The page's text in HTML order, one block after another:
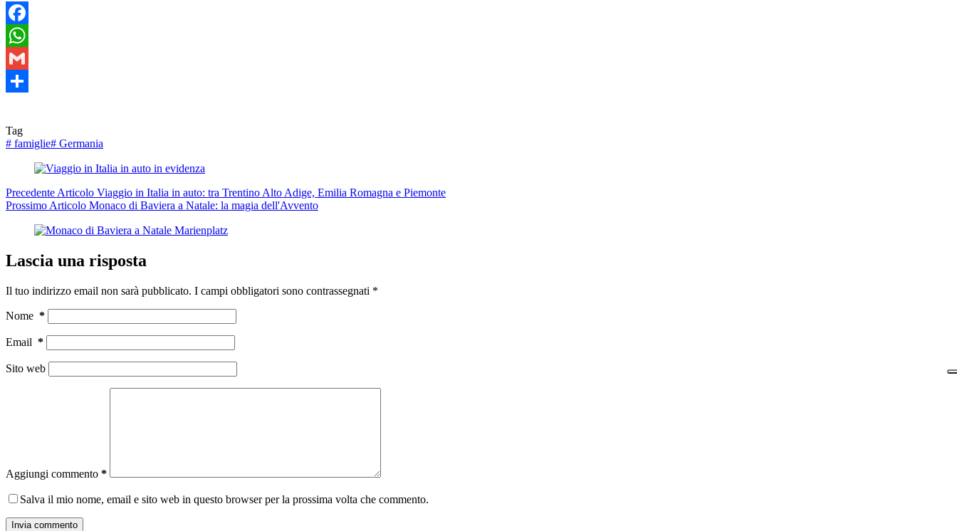
Facebook
WhatsApp
Gmail
Tag
# famiglie# Germania
Precedente Articolo Viaggio in Italia in auto: tra Trentino Alto Adige, Emilia Romagna e Piemonte
Prossimo Articolo Monaco di Baviera a Natale: la magia dell'Avvento
Lascia una risposta
Il tuo indirizzo email non sarà pubblicato. I campi obbligatori sono contrassegnati *
Nome *
Email *
Sito web
Aggiungi commento *
Salva il mio nome, email e sito web in questo browser per la prossima volta che commento.
Invia commento